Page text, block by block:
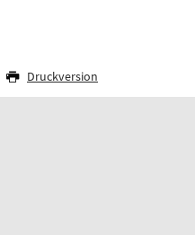
Druckversion